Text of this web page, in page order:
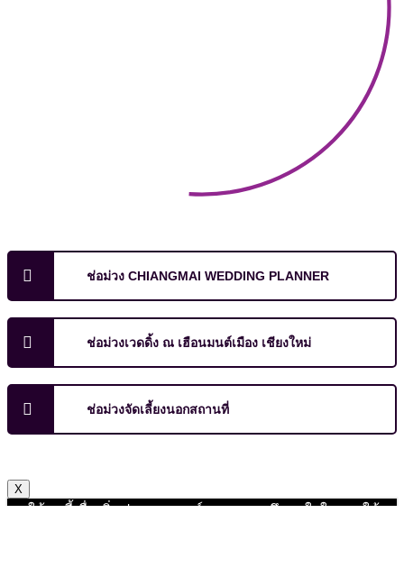
ช่อม่วง CHIANGMAI WEDDING PLANNER
ช่อม่วงเวดดิ้ง ณ เฮือนมนต์เมือง เชียงใหม่
ช่อม่วงจัดเลี้ยงนอกสถานที่
X
เราใช้คุกกี้เพื่อเพิ่มประสบการณ์ และความพึงพอใจในการใช้